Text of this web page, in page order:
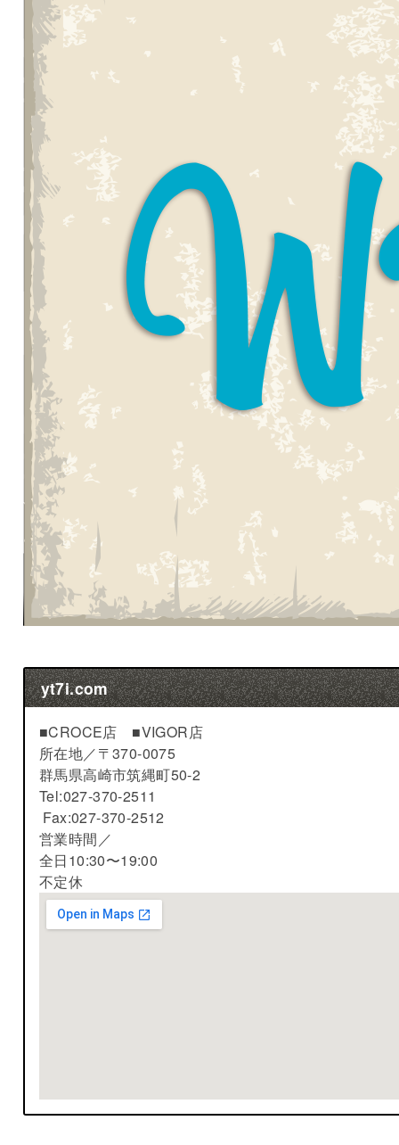
yt7i.com
■CROCE店 ■VIGOR店
所在地／〒370-0075
群馬県高崎市筑縄町50-2
Tel:027-370-2511
Fax:027-370-2512
営業時間／
全日10:30〜19:00
不定休